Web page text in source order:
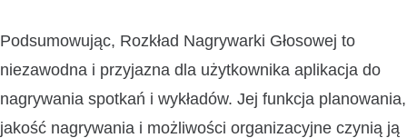
Podsumowując, Rozkład Nagrywarki Głosowej to
niezawodna i przyjazna dla użytkownika aplikacja do
nagrywania spotkań i wykładów. Jej funkcja planowania,
jakość nagrywania i możliwości organizacyjne czynią ją